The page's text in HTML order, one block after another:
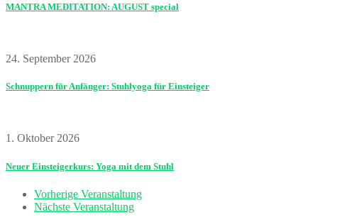
MANTRA MEDITATION: AUGUST special
24. September 2026
Schnuppern für Anfänger: Stuhlyoga für Einsteiger
1. Oktober 2026
Neuer Einsteigerkurs: Yoga mit dem Stuhl
Vorherige Veranstaltung
Nächste Veranstaltung